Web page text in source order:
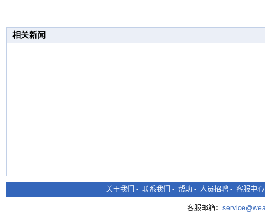
相关新闻
关于我们 - 联系我们 - 帮助 - 人员招聘 - 客服中心
客服邮箱：